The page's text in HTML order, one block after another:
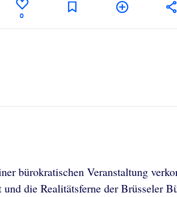
0
bürokratischen Veranstaltung
die Realitätsferne der Brüsseler